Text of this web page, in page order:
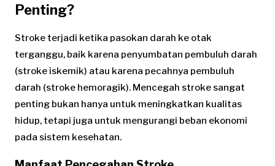
Penting?
Stroke terjadi ketika pasokan darah ke otak
terganggu, baik karena penyumbatan pembuluh darah
(stroke iskemik) atau karena pecahnya pembuluh
darah (stroke hemoragik). Mencegah stroke sangat
penting bukan hanya untuk meningkatkan kualitas
hidup, tetapi juga untuk mengurangi beban ekonomi
pada sistem kesehatan.